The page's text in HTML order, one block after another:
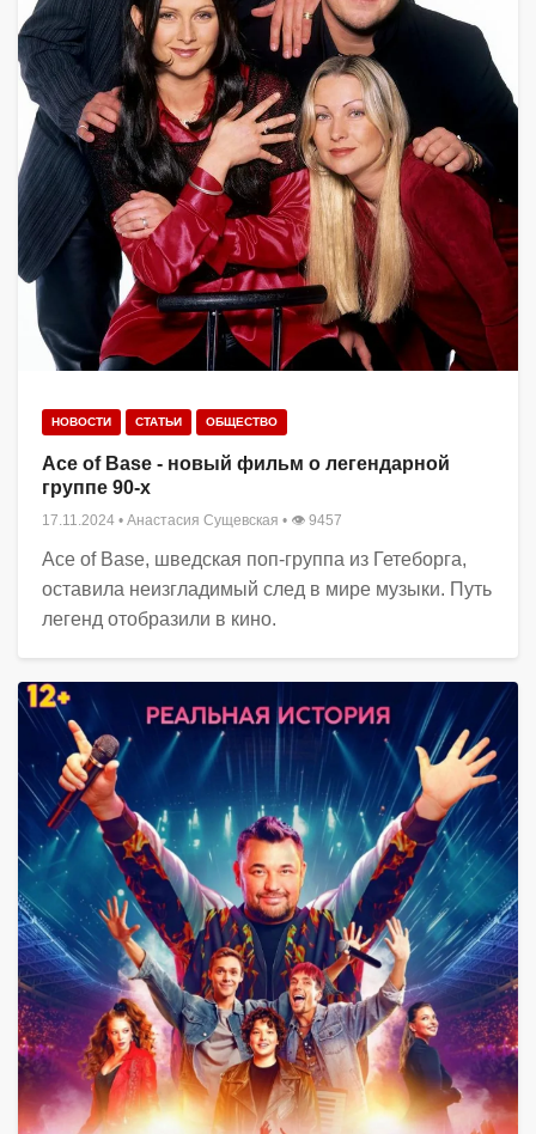
НОВОСТИ СТАТЬИ ОБЩЕСТВО
Ace of Base - новый фильм о легендарной
группе 90-х
17.11.2024 • Анастасия Сущевская • 👁 9457
Ace of Base, шведская поп-группа из Гетеборга,
оставила неизгладимый след в мире музыки. Путь
легенд отобразили в кино.